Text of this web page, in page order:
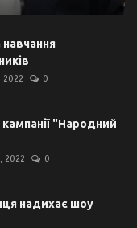
навчання
2022 0
"Народний
2022 0
надихає шоу